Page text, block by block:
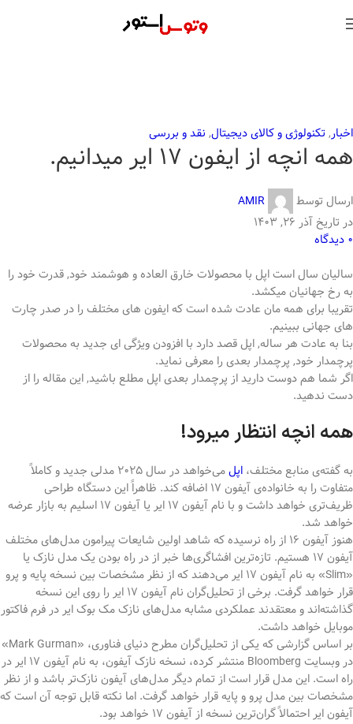
اخبار, تکنولوژی و کالای دیجیتال, نقد و بررسی
همه انچه از ایفون 17 ایر میدانیم.
ارسال توسط
AMIR
در تاریخ آذر ۲۶, ۱۴۰۳
0 دیدگاه
سالیان سال است اپل با محصولات خارق العاده و هوشمند خود, قدرت خود را
به رخ جهانیان میکشد.
تقریبا برای همه مان عادت شده است که ایفون های مختلف را در صدر چارت
های جهانی ببینیم.
بنا به عادت هر ساله, اپل قصد دارد با افزودن ویژگی ای جدید به محصولات
پرچمدار خود, پرچمدار بعدی را معرفی نماید.
اگر شما هم دوست دارید از پرچمدار بعدی اپل مطلع باشید, این مقاله را از
دست ندهید.
همه انچه انتظار میرود!
به‌ گفته‌ی منابع مختلف، اپل
می‌خواهد در سال ۲۰۲۵ مدلی جدید و کاملاً
متفاوت را به خانواده‌ی آيفون ۱۷ اضافه کند. ظاهراً این دستگاه طراحی
ظریف‌تری خواهد داشت و با نام آیفون ۱۷ ایر یا آيفون ۱۷ اسلیم به بازار عرضه
خواهد شد.
هنوز آیفون 16 از راه نرسیده که شاهد اولین شایعات پیرامون مدل‌های مختلف
آیفون 17 هستیم. تازه‌ترین افشاگری‌ها خبر از در راه بودن یک مدل نازک یا
«Slim» به نام آیفون 17 ایر می‌دهند که از نظر مشخصات بین نسخه پایه و پرو
قرار خواهد گرفت. برخی از تحلیل‌گران نام آیفون ۱۷ ایر را روی این نسخه
گذاشته‌اند و معتقدند عملکردی مشابه مدل‌های نازک مک ‌بوک ایر در فرم فاکتور
موبایل خواهد داشت.
بر اساس گزارشی که یکی از تحلیل‌گران مطرح دنیای فناوری، «Mark Gurman»
در ‌وبسایت Bloomberg منتشر کرده، نسخه نازک‌ آیفون، به نام آیفون ۱۷ ایر ‌در
راه است. این مدل قرار است از تمام دیگر مدل‌های آیفون نازک‌تر باشد و از نظر
مشخصات بین مدل پرو و پایه قرار خواهد گرفت. اما نکته قابل توجه آن است که
آیفون ایر احتمالاً گران‌ترین نسخه از آیفون 17 خواهد بود.